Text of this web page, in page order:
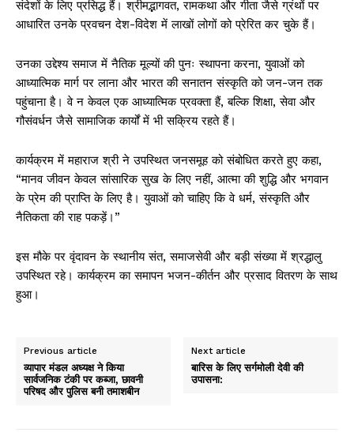
संदेशों के लिए प्रसिद्ध हैं। श्रीमद्भागवत, रामकथा और गीता जैसे ग्रंथों पर
आधारित उनके प्रवचन देश-विदेश में लाखों लोगों को प्रेरित कर चुके हैं।
उनका उद्देश्य समाज में नैतिक मूल्यों की पुनः स्थापना करना, युवाओं को
आध्यात्मिक मार्ग पर लाना और भारत की सनातन संस्कृति को जन-जन तक
पहुंचाना है। वे न केवल एक आध्यात्मिक प्रवक्ता हैं, बल्कि शिक्षा, सेवा और
गौसंवर्धन जैसे सामाजिक कार्यों में भी सक्रिय रहते हैं।
कार्यक्रम में महाराज श्री ने उपस्थित जनसमूह को संबोधित करते हुए कहा,
“मानव जीवन केवल सांसारिक सुख के लिए नहीं, आत्मा की शुद्धि और भगवान
के प्रेम की प्राप्ति के लिए है। युवाओं को चाहिए कि वे धर्म, संस्कृति और
नैतिकता की राह पकड़ें।”
इस मौके पर वृंदावन के स्थानीय संत, समाजसेवी और बड़ी संख्या में श्रद्धालु
उपस्थित रहे। कार्यक्रम का समापन भजन-कीर्तन और प्रसाद वितरण के साथ
हुआ।
Previous article
व्यापार मंडल अध्यक्ष ने किया
सार्वजनिक टंकी पर कब्जा, छावनी
परिषद और पुलिस बनी तमाशबीन
Next article
बारिस के लिए सर्गमोली देवी की
उपासना: